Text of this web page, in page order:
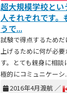
超大規模学校と
人それぞれです。
うで...
試験で得点するため
上げるために何が必
す。とても親身に相
極的にコミュニケーシ
2016年4月渡航 ／